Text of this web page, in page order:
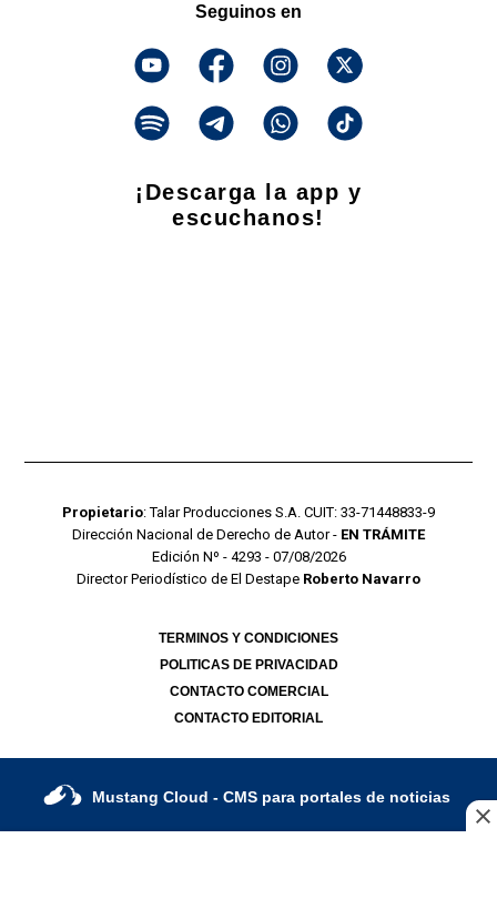
Seguinos en
¡Descarga la app y
escuchanos!
Propietario: Talar Producciones S.A. CUIT: 33-71448833-9
Dirección Nacional de Derecho de Autor - EN TRÁMITE
Edición Nº - 4293 - 07/08/2026
Director Periodístico de El Destape Roberto Navarro
TERMINOS Y CONDICIONES
POLITICAS DE PRIVACIDAD
CONTACTO COMERCIAL
CONTACTO EDITORIAL
Mustang Cloud - CMS para portales de noticias